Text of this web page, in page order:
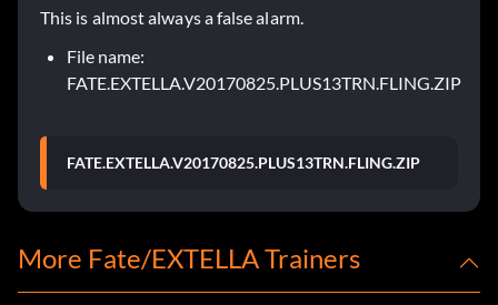
This is almost always a false alarm.
File name:
FATE.EXTELLA.V20170825.PLUS13TRN.FLING.ZIP
FATE.EXTELLA.V20170825.PLUS13TRN.FLING.ZIP
More Fate/EXTELLA Trainers